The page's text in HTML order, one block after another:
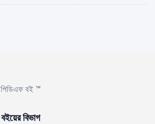
পিডিএফ বই ™
বইয়ের বিভাগ